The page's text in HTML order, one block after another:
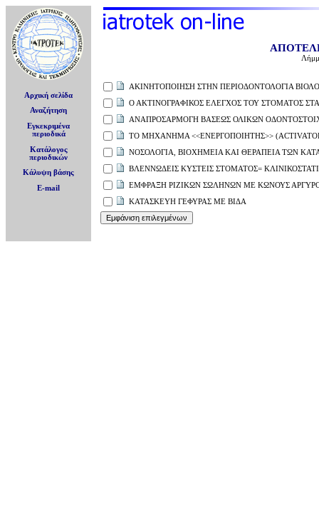
Αρχική σελίδα
Αναζήτηση
Εγκεκριμένα
περιοδικά
Κατάλογος
περιοδικών
Κάλυψη βάσης
E-mail
ΑΚΙΝΗΤΟΠΟΙΗΣΗ ΣΤΗΝ ΠΕΡΙΟΔΟΝΤΟΛΟΓΙΑ
Ο ΑΚΤΙΝΟΓΡΑΦΙΚΟΣ ΕΛΕΓΧΟΣ ΤΟΥ ΣΤΟΜΑΤΟΣ ΣΤΑ
ΑΝΑΠΡΟΣΑΡΜΟΓΗ ΒΑΣΕΩΣ ΟΛΙΚΩΝ
ΤΟ ΜΗΧΑΝΗΜΑ <<ΕΝΕΡΓΟΠΟΙΗΤΗΣ>>
ΝΟΣΟΛΟΓΙΑ, ΒΙΟΧΗΜΕΙΑ ΚΑΙ ΘΕΡΑΠΕΙΑ ΤΩΝ
ΒΛΕΝΝΩΔΕΙΣ ΚΥΣΤΕΙΣ ΣΤΟΜΑΤΟΣ=
ΕΜΦΡΑΞΗ ΡΙΖΙΚΩΝ ΣΩΛΗΝΩΝ ΜΕ ΚΩΝΟΥΣ
ΚΑΤΑΣΚΕΥΗ ΓΕΦΥΡΑΣ ΜΕ ΒΙΔΑ